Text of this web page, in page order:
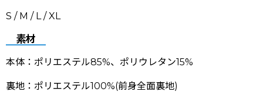
S / M / L / XL
素材
本体：ポリエステル85%、ポリウレタン15%
裏地：ポリエステル100%(前身全面裏地)